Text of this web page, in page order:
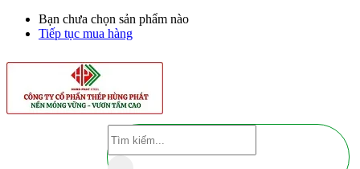
Bạn chưa chọn sản phẩm nào
Tiếp tục mua hàng